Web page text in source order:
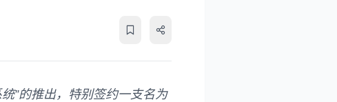
”的推出，特别签约一支名为